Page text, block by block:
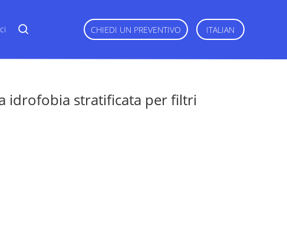
CHIEDI UN PREVENTIVO ITALIAN
idrofobia stratificata per filtri